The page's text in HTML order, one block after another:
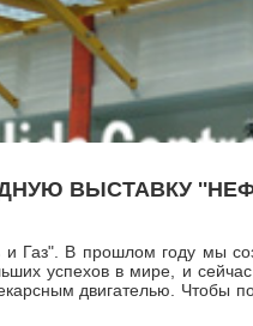
ВЫСТАВКУ
Газ" . В прошлом году мы
успехов в мире, и
двигателью. Чтобы